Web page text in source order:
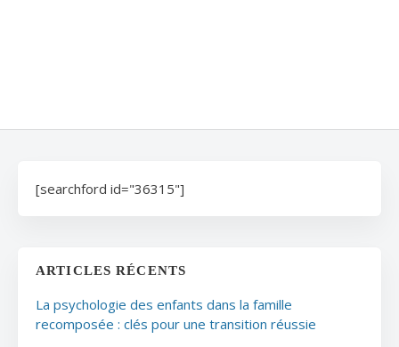
[searchford id="36315"]
ARTICLES RÉCENTS
La psychologie des enfants dans la famille
recomposée : clés pour une transition réussie